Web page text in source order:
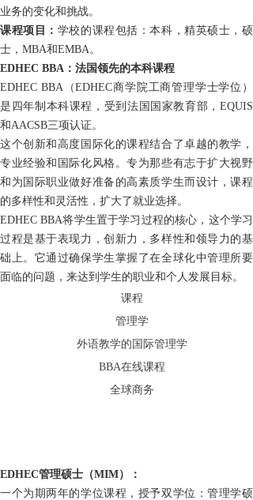
业务的变化和挑战。
课程项目： 学校的课程包括：本科，精英硕士 ，硕
士 ， MBA和EMBA。
EDHEC BBA ： 法国领先的本科课程
EDHEC BBA（EDHEC商学院工商管理学士学位）
是四年制本科课程 ，受到 法国国家教育部，EQUIS
和AACSB三项认证。
这个创新和高度国际化的课程结合了卓越的教学 ，
专业经验和国际化风格。专为那些有志于扩大视野
和为国际职业做好准备的高素质学生而设计，课程
的多样性和灵活性， 扩大了就业选择。
EDHEC BBA将学生置于学习过程的核心 ，这个学习
过程是基于表现力 ，创新力 ，多样性和领导力 的基
础上。它通过确保学生掌握 了在全球化中管理所要
面临的问题， 来达到 学生的职业和个人发展目标。
课程
管理学
外语教学的国际管理学
BBA在线课程
全球商务
EDHEC管理硕士（MIM）
：
一个为期两年的学位课程，授予双学位：管理学硕